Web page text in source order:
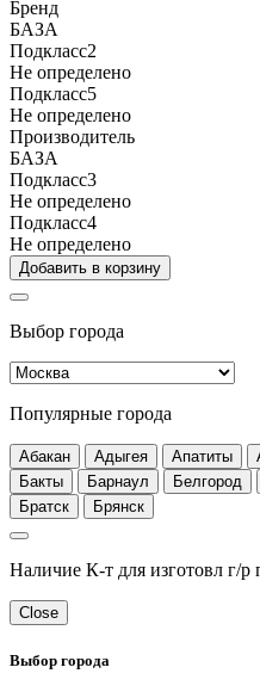
Бренд
БАЗА
Подкласс2
Не определено
Подкласс5
Не определено
Производитель
БАЗА
Подкласс3
Не определено
Подкласс4
Не определено
Добавить в корзину
Выбор города
Популярные города
Абакан Адыгея Апатиты
Бакты
Барнаул Белгород
Братск
Брянск
Наличие К-т для изготовл г/
Close
Выбор города